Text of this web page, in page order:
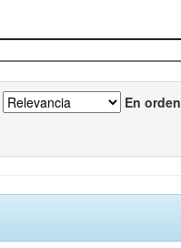
En orden